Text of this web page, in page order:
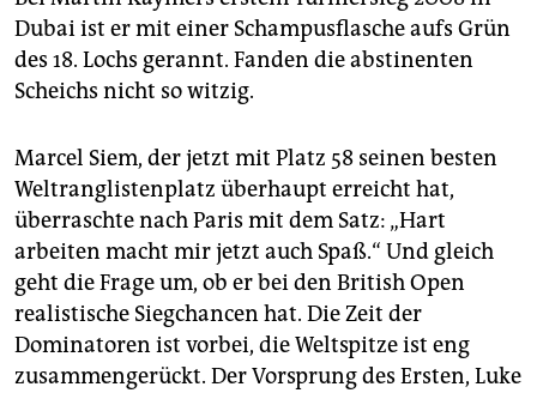
Dubai ist er mit einer Schampusflasche aufs Grün
des 18. Lochs gerannt. Fanden die abstinenten
Scheichs nicht so witzig.
Marcel Siem, der jetzt mit Platz 58 seinen besten
Weltranglistenplatz überhaupt erreicht hat,
überraschte nach Paris mit dem Satz: „Hart
arbeiten macht mir jetzt auch Spaß.“ Und gleich
geht die Frage um, ob er bei den British Open
realistische Siegchancen hat. Die Zeit der
Dominatoren ist vorbei, die Weltspitze ist eng
zusammengerückt. Der Vorsprung des Ersten, Luke